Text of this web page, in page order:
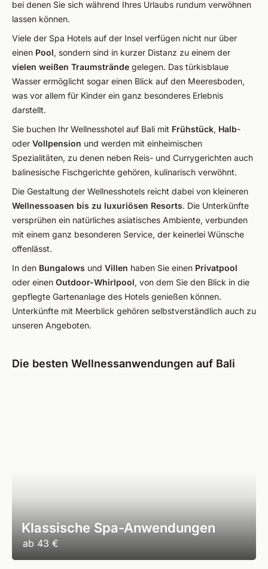
bei denen Sie sich während Ihres Urlaubs rundum verwöhnen
lassen können.
Viele der Spa Hotels auf der Insel verfügen nicht nur über
einen Pool, sondern sind in kurzer Distanz zu einem der
vielen weißen Traumstrände gelegen. Das türkisblaue
Wasser ermöglicht sogar einen Blick auf den Meeresboden,
was vor allem für Kinder ein ganz besonderes Erlebnis
darstellt.
Sie buchen Ihr Wellnesshotel auf Bali mit Frühstück, Halb-
oder Vollpension und werden mit einheimischen
Spezialitäten, zu denen neben Reis- und Currygerichten auch
balinesische Fischgerichte gehören, kulinarisch verwöhnt.
Die Gestaltung der Wellnesshotels reicht dabei von kleineren
Wellnessoasen bis zu luxuriösen Resorts. Die Unterkünfte
versprühen ein natürliches asiatisches Ambiente, verbunden
mit einem ganz besonderen Service, der keinerlei Wünsche
offenlässt.
In den Bungalows und Villen haben Sie einen Privatpool
oder einen Outdoor-Whirlpool, von dem Sie den Blick in die
gepflegte Gartenanlage des Hotels genießen können.
Unterkünfte mit Meerblick gehören selbstverständlich auch zu
unseren Angeboten.
Die besten Wellnessanwendungen auf Bali
Klassische Spa-Anwendungen
ab 43 €